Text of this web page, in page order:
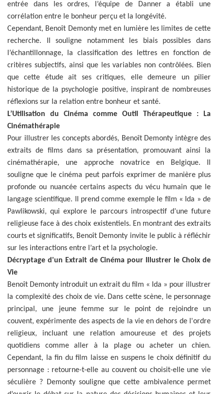
entrée dans les ordres, l’équipe de Danner a établi une
corrélation entre le bonheur perçu et la longévité.
Cependant, Benoît Demonty met en lumière les limites de cette
recherche. Il souligne notamment les biais possibles dans
l’échantillonnage, la classification des lettres en fonction de
critères subjectifs, ainsi que les variables non contrôlées. Bien
que cette étude ait ses critiques, elle demeure un pilier
historique de la psychologie positive, inspirant de nombreuses
réflexions sur la relation entre bonheur et santé.
L’Utilisation du Cinéma comme Outil Thérapeutique : La
Cinémathérapie
Pour illustrer les concepts abordés, Benoît Demonty intègre des
extraits de films dans sa présentation, promouvant ainsi la
cinémathérapie, une approche novatrice en Belgique. Il
souligne que le cinéma peut parfois exprimer de manière plus
profonde ou nuancée certains aspects du vécu humain que le
langage scientifique. Il prend comme exemple le film « Ida » de
Pawlikowski, qui explore le parcours introspectif d’une future
religieuse face à des choix existentiels. En montrant des extraits
courts et significatifs, Benoît Demonty invite le public à réfléchir
sur les interactions entre l’art et la psychologie.
Décryptage d'un Extrait de Cinéma pour Illustrer le Choix de
Vie
Benoît Demonty introduit un extrait du film « Ida » pour illustrer
la complexité des choix de vie. Dans cette scène, le personnage
principal, une jeune femme sur le point de rejoindre un
couvent, expérimente des aspects de la vie en dehors de l'ordre
religieux, incluant une relation amoureuse et des projets
quotidiens comme aller à la plage ou acheter un chien.
Cependant, la fin du film laisse en suspens le choix définitif du
personnage : retourne-t-elle au couvent ou choisit-elle une vie
séculière ? Demonty souligne que cette ambivalence permet